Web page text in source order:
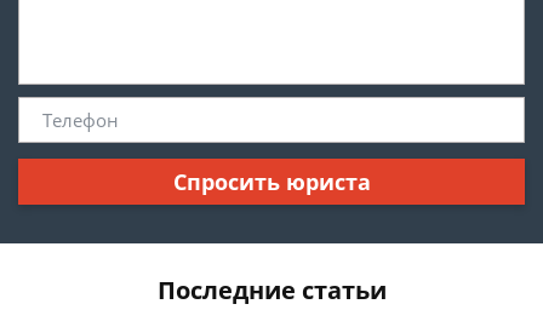
Спросить юриста
Последние статьи